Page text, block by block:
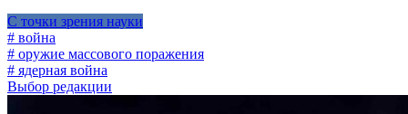
С точки зрения науки
# война
# оружие массового поражения
# ядерная война
Выбор редакции